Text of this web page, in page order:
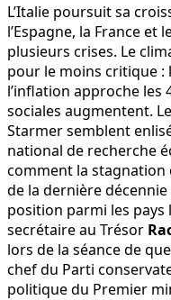
L’Italie poursuit sa
l’Espagne, la France
plusieurs crises. Le
pour le moins critique :
l’inflation approche les
sociales augmentent.
Starmer semblent
national de recherche
comment la stagnation
de la dernière
position parmi les pays
secrétaire au Trésor
lors de la séance de
chef du Parti
politique du Premier